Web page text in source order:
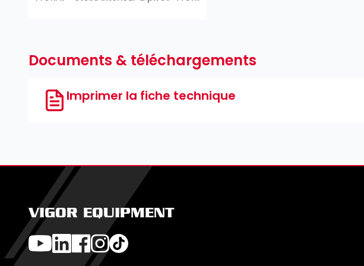
Documents & téléchargements
Imprimer la fiche technique
VIGOR EQUIPMENT